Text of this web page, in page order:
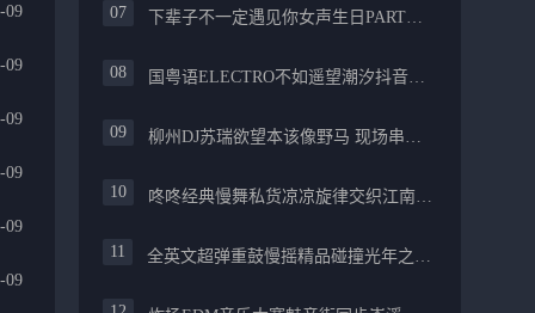
09
09
09
09
09
09
下辈子不一定遇见你女声生日PARTY碰撞酒嗨最新女声伤感专辑实录
国粤语ELECTRO不如遥望潮汐抖音慢摇混合柳州真龙会K吧小厅小康混音
柳州DJ苏瑞欲望本该像野马 现场串烧中文FUNKYHOUSE精选
咚咚经典慢舞私货凉凉旋律交织江南烟雨追梦生活精选串烧
全英文超弹重鼓慢摇精品碰撞光年之外PROGHOUSE醉美抒情节奏